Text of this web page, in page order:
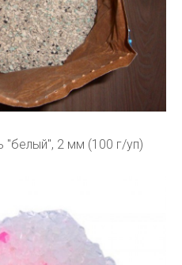
"белый", 2 мм (100 г/уп)